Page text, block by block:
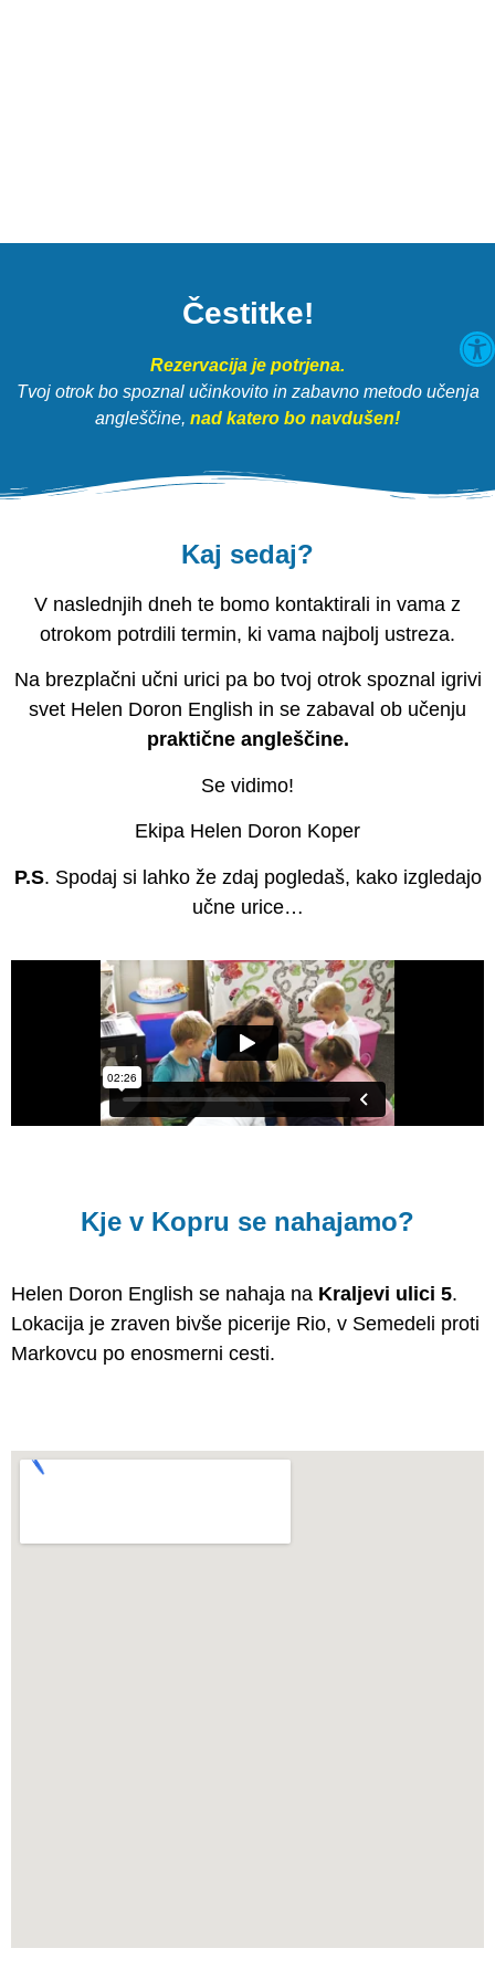
Čestitke!
Rezervacija je potrjena.
​Tvoj otrok bo spoznal učinkovito in zabavno metodo učenja
angleščine, nad katero bo navdušen!
Kaj sedaj?
V naslednjih dneh te bomo kontaktirali in vama z
otrokom potrdili termin, ki vama najbolj ustreza.
Na brezplačni učni urici pa bo tvoj otrok spoznal igrivi
svet Helen Doron English in se zabaval ob učenju
praktične angleščine.
Se vidimo!
Ekipa Helen Doron Koper
P.S. Spodaj si lahko že zdaj pogledaš, kako izgledajo
učne urice…
Kje v Kopru se nahajamo?
Helen Doron English se nahaja na Kraljevi ulici 5.
Lokacija je zraven bivše picerije Rio, v Semedeli proti
Markovcu po enosmerni cesti.